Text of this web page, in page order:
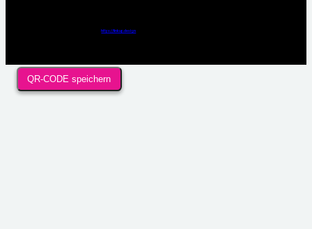
https://linkup.design
QR-CODE speichern